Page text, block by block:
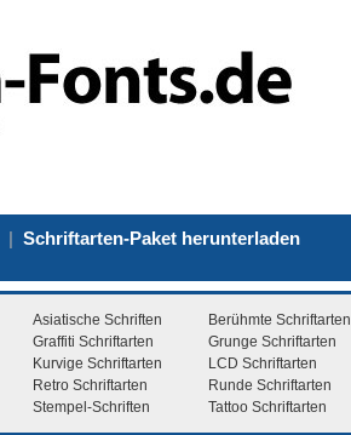
| Schriftarten-Paket herunterladen
Asiatische Schriften Berühmte Schriftarten
Graffiti Schriftarten Grunge Schriftarten
Kurvige Schriftarten LCD Schriftarten
Retro Schriftarten Runde Schriftarten
Stempel-Schriften Tattoo Schriftarten